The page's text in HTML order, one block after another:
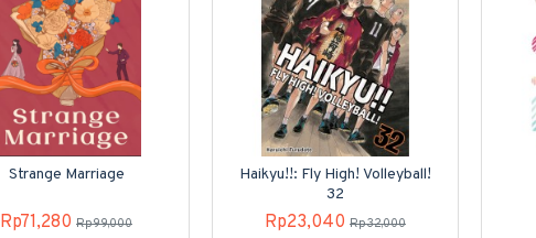
Strange Marriage
Rp71,280 Rp99,000
Haikyu!!: Fly High! Volleyball!
32
Rp23,040 Rp32,000